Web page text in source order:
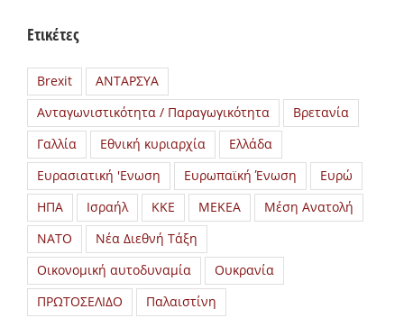
Ετικέτες
Brexit
ΑΝΤΑΡΣΥΑ
Ανταγωνιστικότητα / Παραγωγικότητα
Βρετανία
Γαλλία
Εθνική κυριαρχία
Ελλάδα
Ευρασιατική 'Ενωση
Ευρωπαϊκή Ένωση
Ευρώ
ΗΠΑ
Ισραήλ ΚΚΕ ΜΕΚΕΑ
Μέση Ανατολή
ΝΑΤΟ
Νέα Διεθνή Τάξη
Οικονομική αυτοδυναμία
Ουκρανία
ΠΡΩΤΟΣΕΛΙΔΟ
Παλαιστίνη